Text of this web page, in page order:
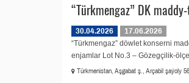
“Türkmengaz” DK
30.04.2026
17.06.2026
“Türkmengaz” döwlet konserni
enjamlar Lot No.3 – Gözegçilik-
Türkmenistan, Aşgabat ş., Arçabil şaýoly 56